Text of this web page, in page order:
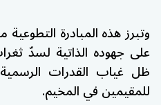
وتبرز هذه المبادرة
على جهوده الذاتية لسدّ
ظل غياب القدرات الرسمية
للمقيمين في المخيم.